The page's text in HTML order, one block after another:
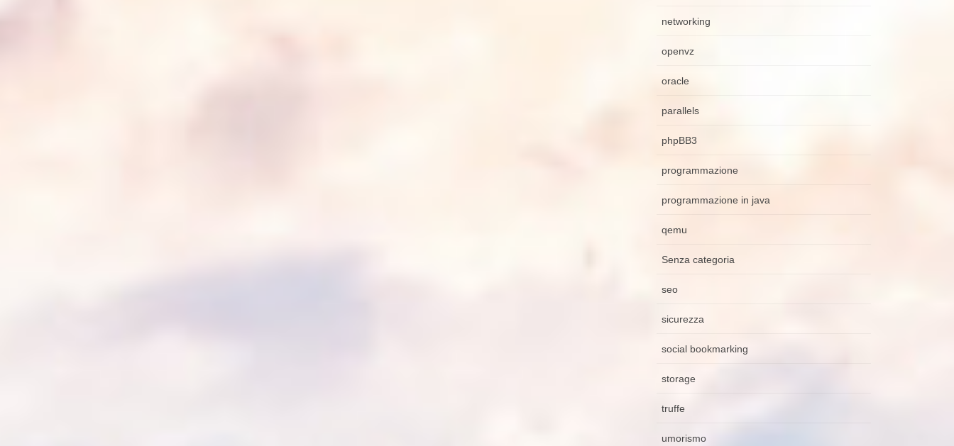
networking
openvz
oracle
parallels
phpBB3
programmazione
programmazione in java
qemu
Senza categoria
seo
sicurezza
social bookmarking
storage
truffe
umorismo